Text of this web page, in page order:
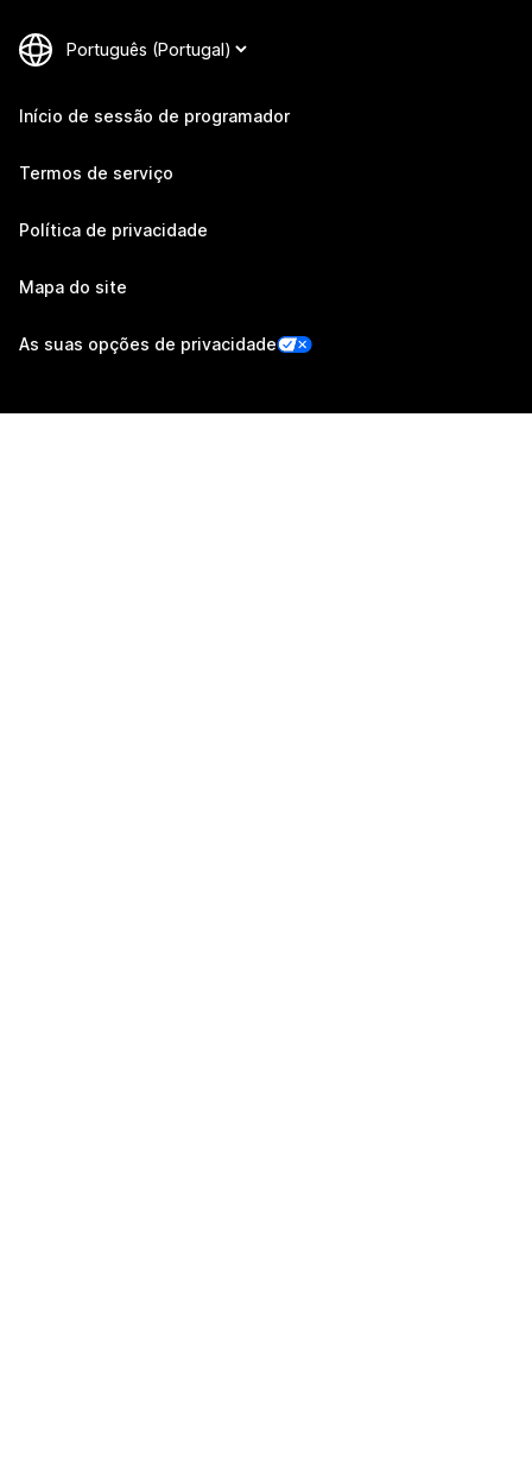
Início de sessão de programador
Termos de serviço
Política de privacidade
Mapa do site
As suas opções de privacidade